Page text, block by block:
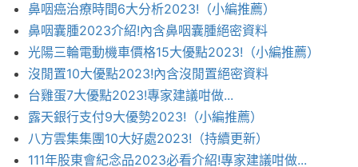
鼻咽癌治療時間6大分析2023!（小編推薦）
鼻咽囊腫2023介紹!內含鼻咽囊腫絕密資料
光陽三輪電動機車價格15大優點2023!（小編推薦）
沒閒置10大優點2023!內含沒閒置絕密資料
台雞蛋7大優點2023!專家建議咁做...
露天銀行支付9大優勢2023!（小編推薦）
八方雲集集團10大好處2023!（持續更新）
111年股東會紀念品2023必看介紹!專家建議咁做...